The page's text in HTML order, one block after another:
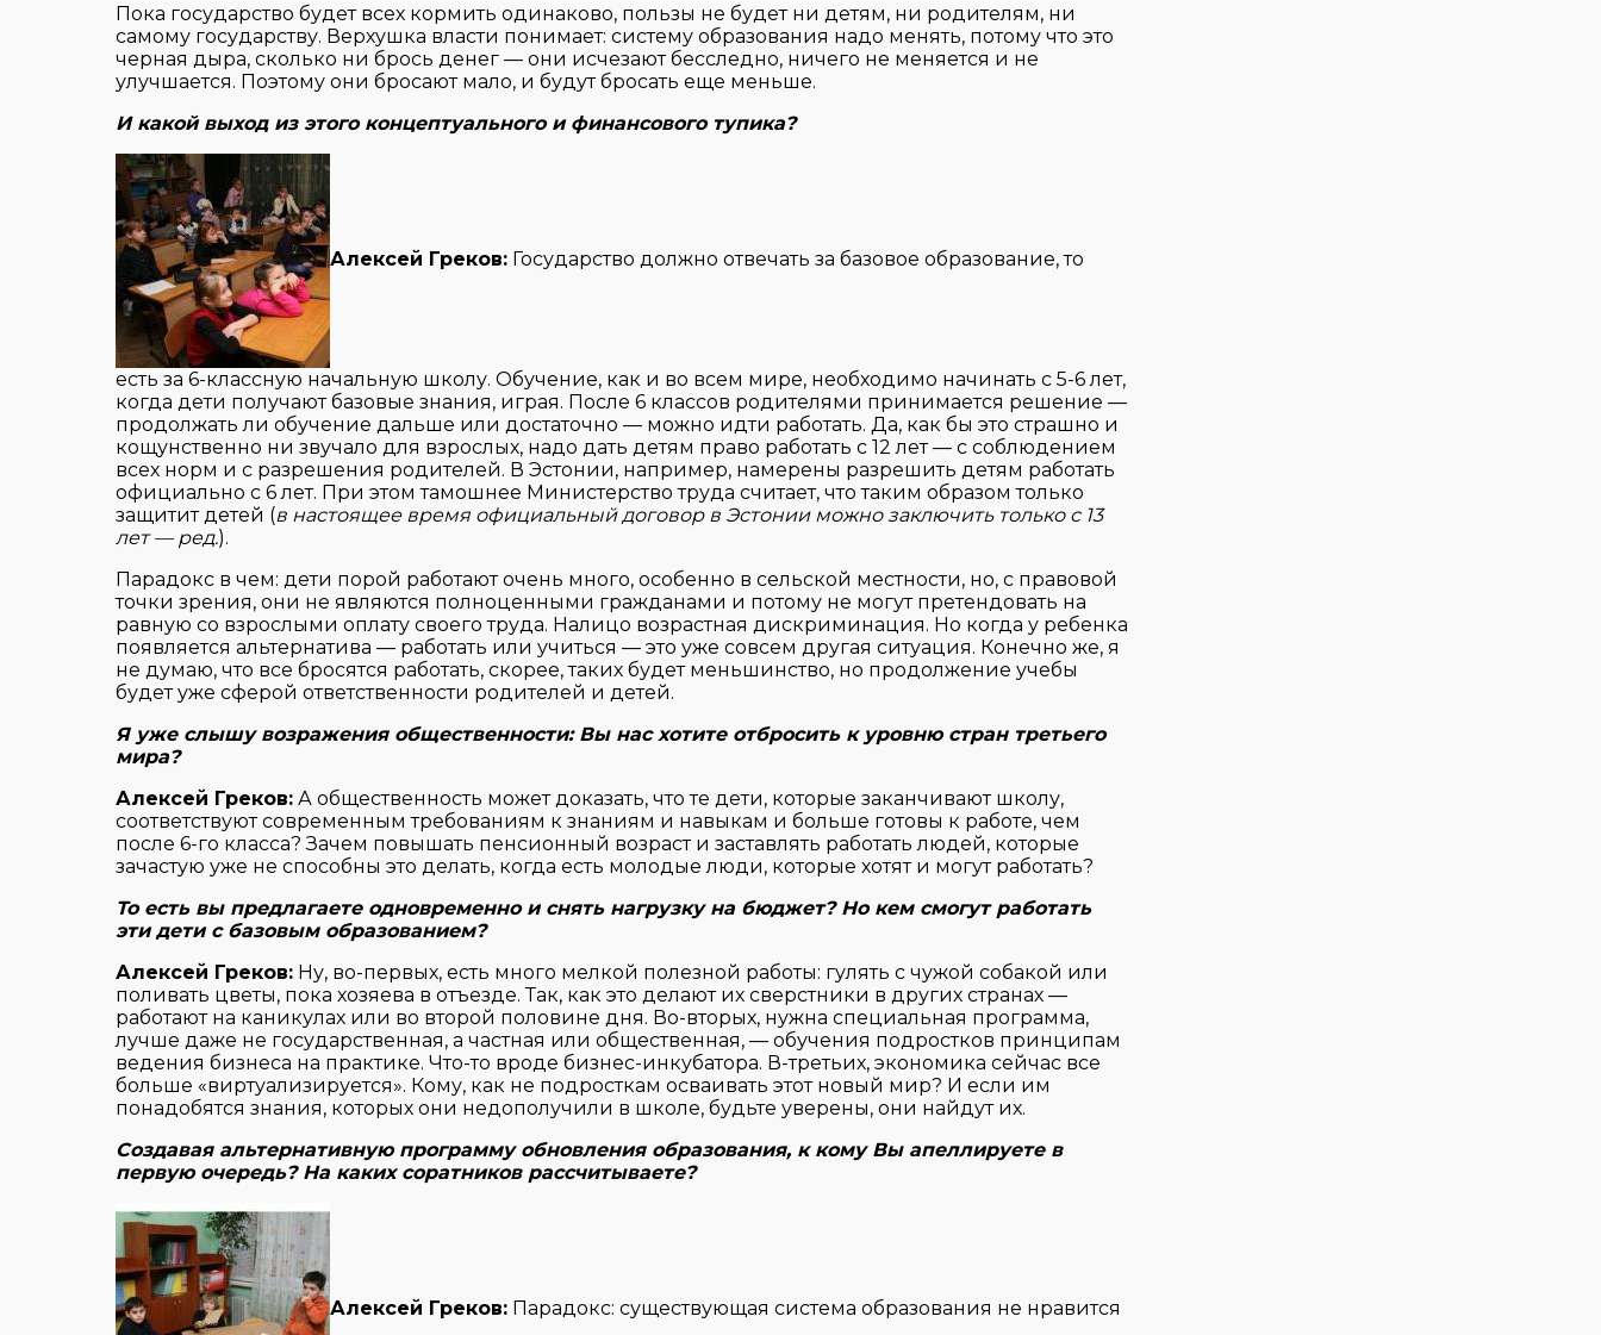
Пока государство будет всех кормить одинаково, пользы не будет ни детям, ни родителям, ни
самому государству. Верхушка власти понимает: систему образования надо менять, потому что это
черная дыра, сколько ни брось денег — они исчезают бесследно, ничего не меняется и не
улучшается. Поэтому они бросают мало, и будут бросать еще меньше.
И какой выход из этого концептуального и финансового тупика?
Алексей Греков: Государство должно отвечать за базовое образование, то
есть за 6-классную начальную школу. Обучение, как и во всем мире, необходимо начинать с 5-6 лет,
когда дети получают базовые знания, играя. После 6 классов родителями принимается решение —
продолжать ли обучение дальше или достаточно — можно идти работать. Да, как бы это страшно и
кощунственно ни звучало для взрослых, надо дать детям право работать с 12 лет — с соблюдением
всех норм и с разрешения родителей. В Эстонии, например, намерены разрешить детям работать
официально с 6 лет. При этом тамошнее Министерство труда считает, что таким образом только
защитит детей (в настоящее время официальный договор в Эстонии можно заключить только с 13
лет — ред.).
Парадокс в чем: дети порой работают очень много, особенно в сельской местности, но, с правовой
точки зрения, они не являются полноценными гражданами и потому не могут претендовать на
равную со взрослыми оплату своего труда. Налицо возрастная дискриминация. Но когда у ребенка
появляется альтернатива — работать или учиться — это уже совсем другая ситуация. Конечно же, я
не думаю, что все бросятся работать, скорее, таких будет меньшинство, но продолжение учебы
будет уже сферой ответственности родителей и детей.
Я уже слышу возражения общественности: Вы нас хотите отбросить к уровню стран третьего
мира?
Алексей Греков: А общественность может доказать, что те дети, которые заканчивают школу,
соответствуют современным требованиям к знаниям и навыкам и больше готовы к работе, чем
после 6-го класса? Зачем повышать пенсионный возраст и заставлять работать людей, которые
зачастую уже не способны это делать, когда есть молодые люди, которые хотят и могут работать?
То есть вы предлагаете одновременно и снять нагрузку на бюджет? Но кем смогут работать
эти дети с базовым образованием?
Алексей Греков: Ну, во-первых, есть много мелкой полезной работы: гулять с чужой собакой или
поливать цветы, пока хозяева в отъезде. Так, как это делают их сверстники в других странах —
работают на каникулах или во второй половине дня. Во-вторых, нужна специальная программа,
лучше даже не государственная, а частная или общественная, — обучения подростков принципам
ведения бизнеса на практике. Что-то вроде бизнес-инкубатора. В-третьих, экономика сейчас все
больше «виртуализируется». Кому, как не подросткам осваивать этот новый мир? И если им
понадобятся знания, которых они недополучили в школе, будьте уверены, они найдут их.
Создавая альтернативную программу обновления образования, к кому Вы апеллируете в
первую очередь? На каких соратников рассчитываете?
Алексей Греков: Парадокс: существующая система образования не нравится